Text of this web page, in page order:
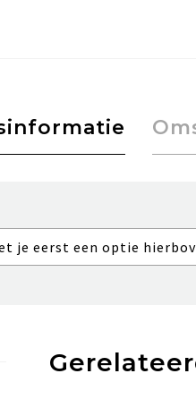
je eerst een optie